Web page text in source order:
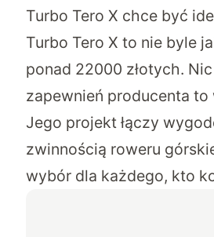
Turbo Tero X chce być
Turbo Tero X to nie byle
ponad 22000 złotych.
zapewnień producenta
Jego projekt łączy
zwinnością roweru
wybór dla każdego, kto